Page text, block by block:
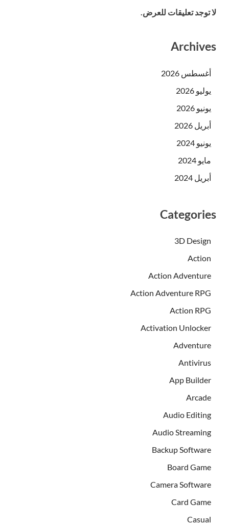
لا توجد تعليقات للعرض.
Archives
أغسطس 2026
يوليو 2026
يونيو 2026
أبريل 2026
يونيو 2024
مايو 2024
أبريل 2024
Categories
3D Design
Action
Action Adventure
Action Adventure RPG
Action RPG
Activation Unlocker
Adventure
Antivirus
App Builder
Arcade
Audio Editing
Audio Streaming
Backup Software
Board Game
Camera Software
Card Game
Casual